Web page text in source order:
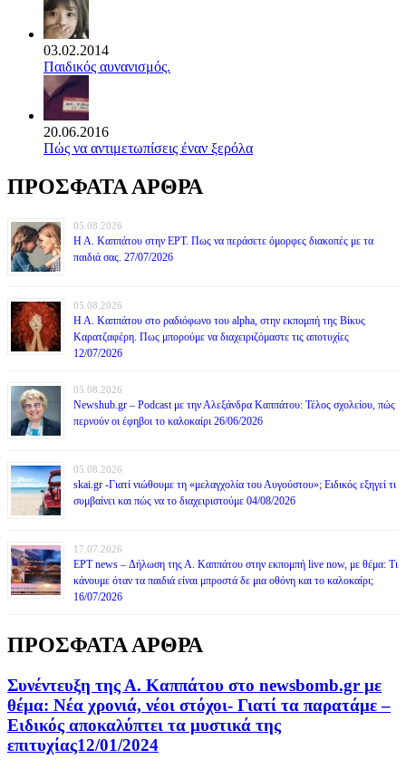
03.02.2014
Παιδικός αυνανισμός.
20.06.2016
Πώς να αντιμετωπίσεις έναν ξερόλα
ΠΡΟΣΦΑΤΑ ΑΡΘΡΑ
05.08.2026
Η Α. Καππάτου στην ΕΡΤ. Πως να περάσετε όμορφες διακοπές με τα
παιδιά σας. 27/07/2026
05.08.2026
Η Α. Καππάτου στο ραδιόφωνο του alpha, στην εκπομπή της Βίκυς
Καρατζαφέρη. Πως μπορούμε να διαχειριζόμαστε τις αποτυχίες
12/07/2026
05.08.2026
Newshub.gr – Podcast με την Αλεξάνδρα Καππάτου: Τέλος σχολείου, πώς
περνούν οι έφηβοι το καλοκαίρι 26/06/2026
05.08.2026
skai.gr -Γιατί νιώθουμε τη «μελαγχολία του Αυγούστου»; Ειδικός εξηγεί τι
συμβαίνει και πώς να το διαχειριστούμε 04/08/2026
17.07.2026
ΕΡΤ news – Δήλωση της Α. Καππάτου στην εκπομπή live now, με θέμα: Τι
κάνουμε όταν τα παιδιά είναι μπροστά δε μια οθόνη και το καλοκαίρι;
16/07/2026
ΠΡΟΣΦΑΤΑ ΑΡΘΡΑ
Συνέντευξη της Α. Καππάτου στο newsbomb.gr με
θέμα: Νέα χρονιά, νέοι στόχοι- Γιατί τα παρατάμε –
Ειδικός αποκαλύπτει τα μυστικά της
επιτυχίας12/01/2024